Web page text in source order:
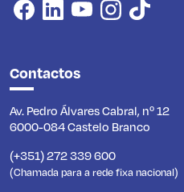
Contactos
Av. Pedro Álvares Cabral, nº 12
6000-084 Castelo Branco
(+351) 272 339 600
(Chamada para a rede fixa nacional)